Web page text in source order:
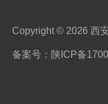
Copyright © 2026 西
备案号：陕ICP备